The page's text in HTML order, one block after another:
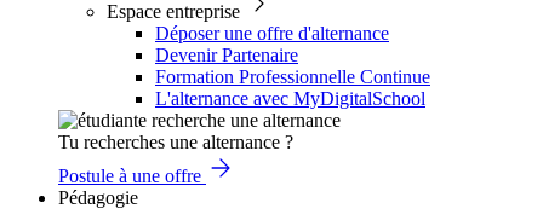
Espace entreprise
Déposer une offre d'alternance
Devenir Partenaire
Formation Professionnelle Continue
L'alternance avec MyDigitalSchool
Tu recherches une alternance ?
Postule à une offre
Pédagogie